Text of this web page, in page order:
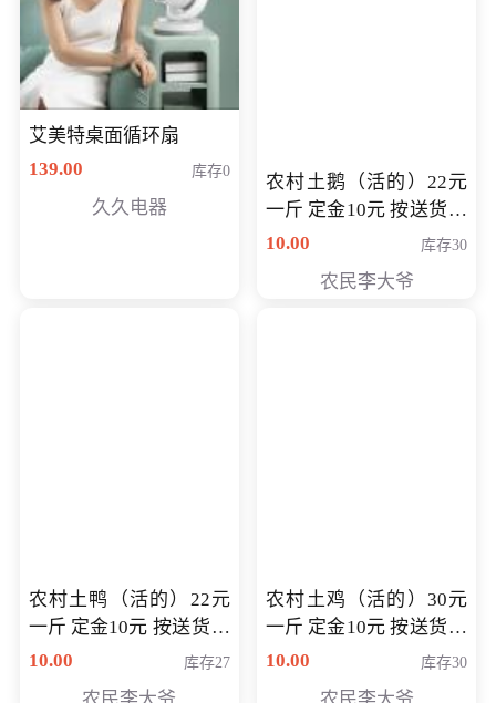
艾美特桌面循环扇
139.00
库存0
久久电器
农村土鹅（活的）22元
一斤 定金10元 按送货交
付时秤重计算货款 定金
10.00 库存30
农民李大爷
农村土鸭（活的）22元
一斤 定金10元 按送货交
付时秤重计算货款 定金
10.00 库存27
农村土鸡（活的）30元
一斤 定金10元 按送货交
付时秤重计算货款 定金
10.00 库存30